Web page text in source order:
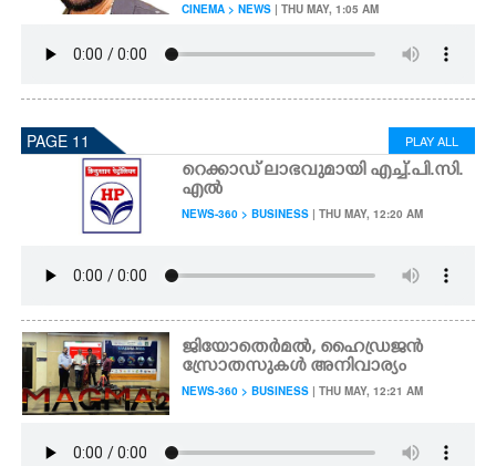
CINEMA > NEWS | THU MAY, 1:05 AM
PAGE 11 PLAY ALL
റെക്കാഡ് ലാഭവുമായി എച്ച്.പി.സി.
എൽ
NEWS-360 > BUSINESS | THU MAY, 12:20 AM
ജിയോതെർമൽ, ഹൈഡ്രജൻ
സ്രോതസുകൾ അനിവാര്യം
NEWS-360 > BUSINESS | THU MAY, 12:21 AM